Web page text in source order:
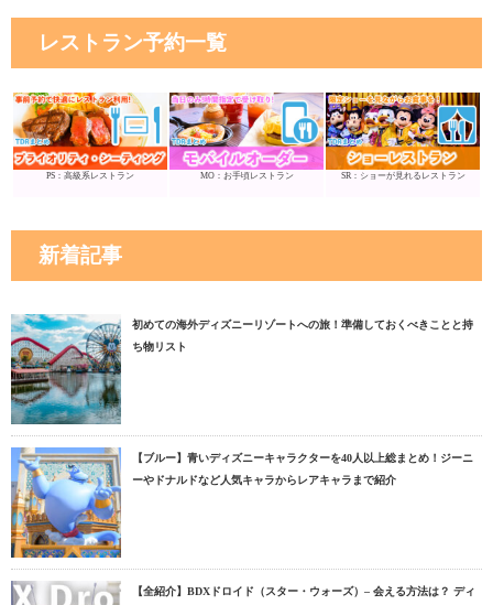
レストラン予約一覧
PS：高級系レストラン MO：お手頃レストラン SR：ショーが見れるレストラン
新着記事
初めての海外ディズニーリゾートへの旅！準備しておくべきことと持
ち物リスト
【ブルー】青いディズニーキャラクターを40人以上総まとめ！ジーニ
ーやドナルドなど人気キャラからレアキャラまで紹介
【全紹介】BDXドロイド（スター・ウォーズ）– 会える方法は？ ディ